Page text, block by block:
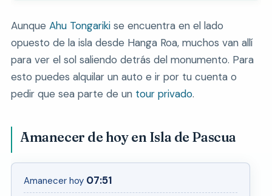
Aunque Ahu Tongarikise encuentra en el lado
opuesto de la isla desde Hanga Roa, muchos van allí
para ver el sol saliendo detrás del monumento. Para
esto puedes alquilar un auto e ir por tu cuenta o
pedir que sea parte de un tour privado.
Amanecer de hoy en Isla de Pascua
Amanecer hoy 07:51